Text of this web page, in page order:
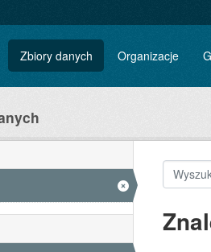
Zbiory danych Organizacje